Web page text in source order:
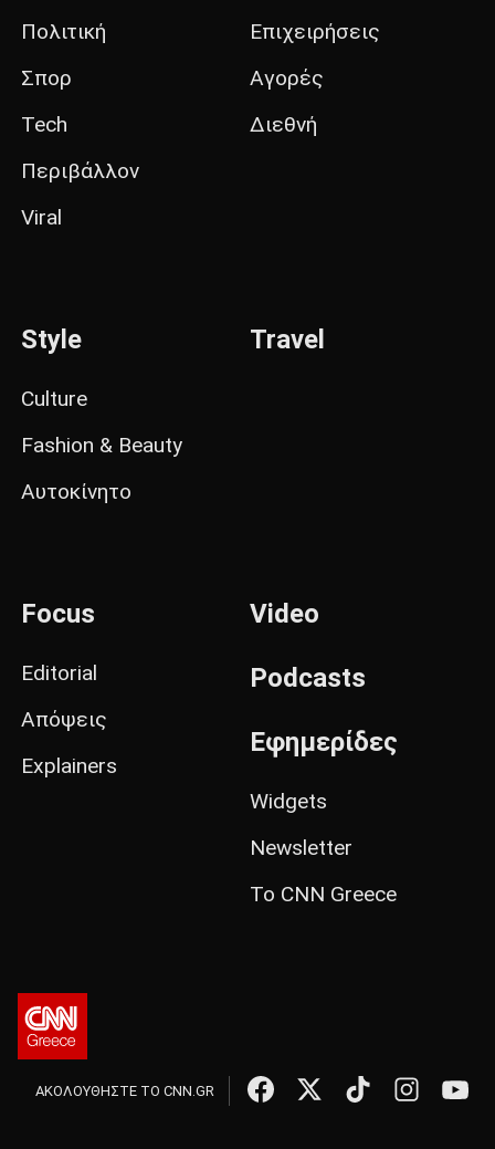
Πολιτική
Σπορ
Tech
Περιβάλλον
Viral
Επιχειρήσεις
Αγορές
Διεθνή
Style
Culture
Fashion & Beauty
Αυτοκίνητο
Travel
Focus
Editorial
Απόψεις
Explainers
Video
Podcasts
Εφημερίδες
Widgets
Newsletter
Το CNN Greece
ΑΚΟΛΟΥΘΗΣΤΕ ΤΟ CNN.GR